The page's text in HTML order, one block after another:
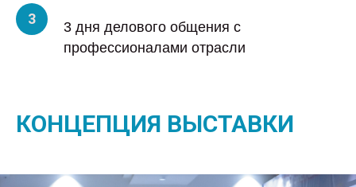
3 дня делового общения с
профессионалами отрасли
КОНЦЕПЦИЯ ВЫСТАВКИ